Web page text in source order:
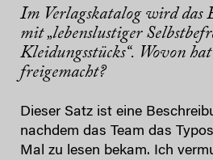
Im Verlagskatalog wird das
mit „lebenslustiger
Kleidungsstücks“. Wovon
freigemacht?
Dieser Satz ist eine
nachdem das Team das
Mal zu lesen bekam. Ich